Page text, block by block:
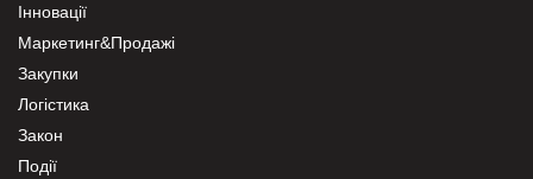
Інновації
Маркетинг&Продажі
Закупки
Логістика
Закон
Події